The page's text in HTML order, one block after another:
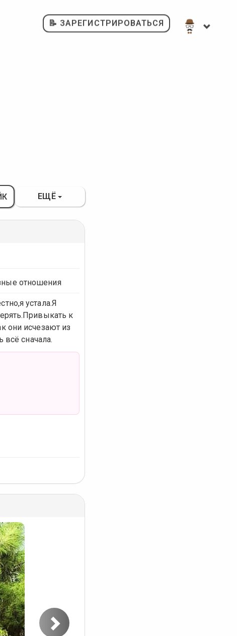
📝 ЗАРЕГИСТРИРОВАТЬСЯ
ЕЩЁ
отношения
устала.Я
к
они исчезают из
всё сначала.
Следующее